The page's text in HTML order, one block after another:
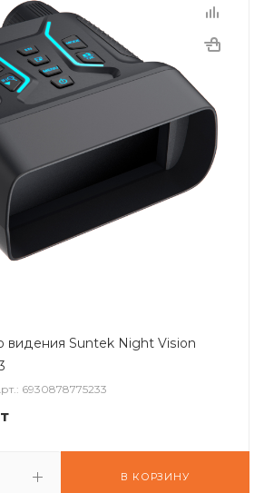
видения Suntek Night Vision
6930878775233
В КОРЗИНУ